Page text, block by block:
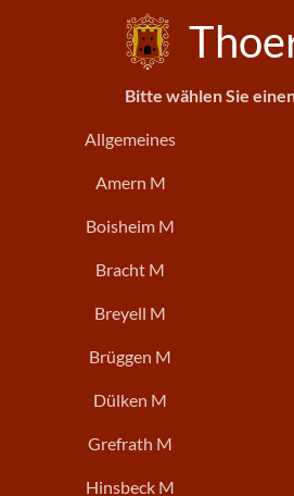
Bitte wählen Sie
Allgemeines
Amern M
Boisheim M
Bracht M
Breyell M
Brüggen M
Dülken M
Grefrath M
Hinsbeck M